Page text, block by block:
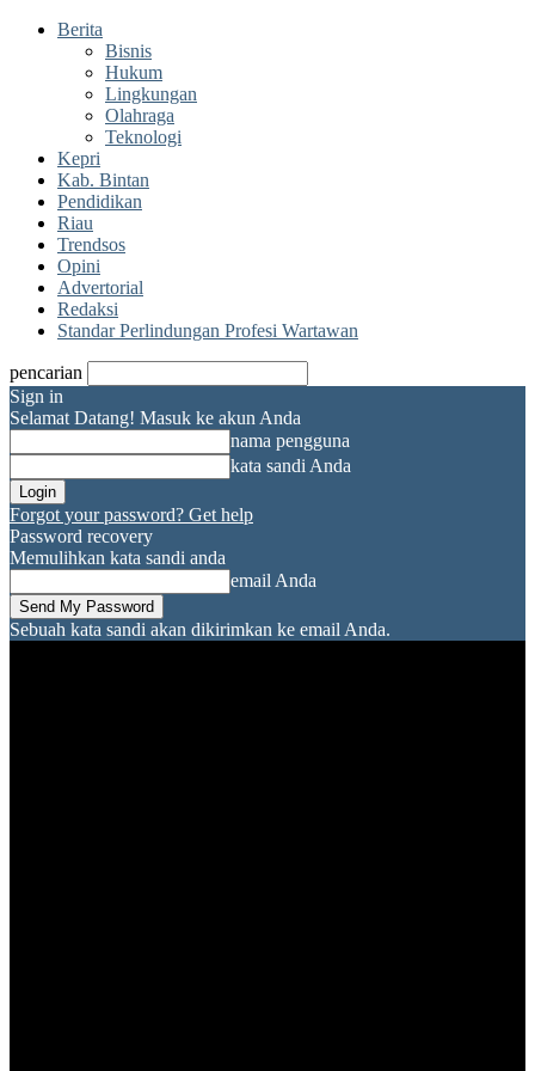
Berita
Bisnis
Hukum
Lingkungan
Olahraga
Teknologi
Kepri
Kab. Bintan
Pendidikan
Riau
Trendsos
Opini
Advertorial
Redaksi
Standar Perlindungan Profesi Wartawan
pencarian
Sign in
Selamat Datang! Masuk ke akun Anda
nama pengguna
kata sandi Anda
Forgot your password? Get help
Password recovery
Memulihkan kata sandi anda
email Anda
Sebuah kata sandi akan dikirimkan ke email Anda.